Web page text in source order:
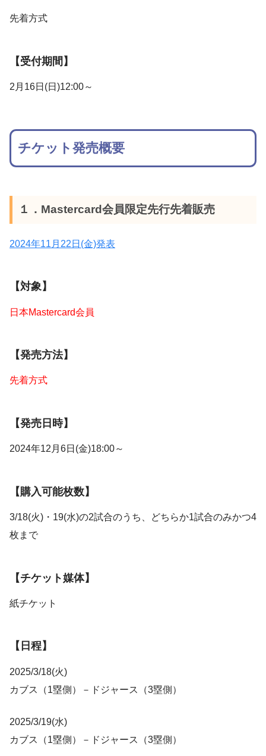
先着方式
【受付期間】
2月16日(日)12:00～
チケット発売概要
１．Mastercard会員限定先行先着販売
2024年11月22日(金)発表
【対象】
日本Mastercard会員
【発売方法】
先着方式
【発売日時】
2024年12月6日(金)18:00～
【購入可能枚数】
3/18(火)・19(水)の2試合のうち、どちらか1試合のみかつ4
枚まで
【チケット媒体】
紙チケット
【日程】
2025/3/18(火)
カブス（1塁側）－ドジャース（3塁側）
2025/3/19(水)
カブス（1塁側）－ドジャース（3塁側）